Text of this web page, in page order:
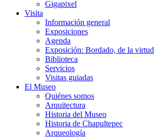
Gigapixel
Visita
Información general
Exposiciones
Agenda
Exposición: Bordado, de la virtud
Biblioteca
Servicios
Visitas guiadas
El Museo
Quiénes somos
Arquitectura
Historia del Museo
Historia de Chapultepec
Arqueología